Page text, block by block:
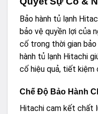
Bảo hành tủ lạnh
bảo vệ quyền lợi của
cố trong thời gian
hành tủ lạnh Hitachi
cố hiệu quả, tiết kiệm
Chế Độ Bảo Hành
Hitachi cam kết chất